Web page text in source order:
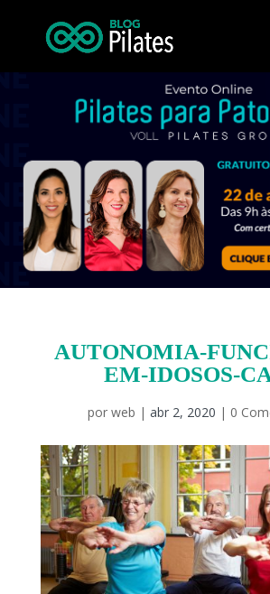
AUTONOMIA-
EM-IDOSOS-
por web | abr 2, 2020 | 0